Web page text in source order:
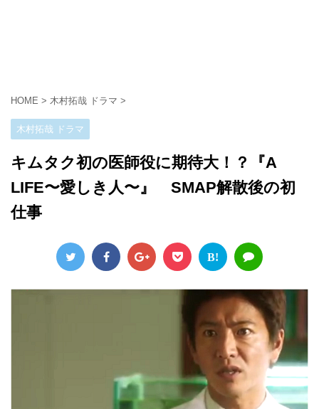
HOME > 木村拓哉 ドラマ >
木村拓哉 ドラマ
キムタク初の医師役に期待大！？『A
LIFE〜愛しき人〜』 SMAP解散後の初
仕事
B!